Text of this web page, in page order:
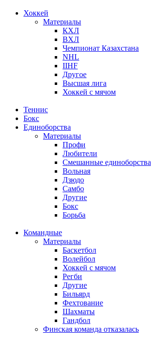
Хоккей
Материалы
КХЛ
ВХЛ
Чемпионат Казахстана
NHL
IIHF
Другое
Высшая лига
Хоккей с мячом
Теннис
Бокс
Единоборства
Материалы
Профи
Любители
Смешанные единоборства
Вольная
Дзюдо
Самбо
Другие
Бокс
Борьба
Командные
Материалы
Баскетбол
Волейбол
Хоккей с мячом
Регби
Другие
Бильярд
Фехтование
Шахматы
Гандбол
Финская команда отказалась